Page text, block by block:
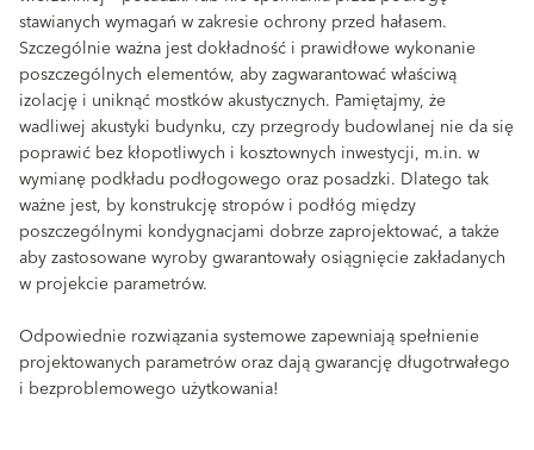
stawianych wymagań w zakresie ochrony przed hałasem.
Szczególnie ważna jest dokładność i prawidłowe wykonanie
poszczególnych elementów, aby zagwarantować właściwą
izolację i uniknąć mostków akustycznych. Pamiętajmy, że
wadliwej akustyki budynku, czy przegrody budowlanej nie da się
poprawić bez kłopotliwych i kosztownych inwestycji, m.in. w
wymianę podkładu podłogowego oraz posadzki. Dlatego tak
ważne jest, by konstrukcję stropów i podłóg między
poszczególnymi kondygnacjami dobrze zaprojektować, a także
aby zastosowane wyroby gwarantowały osiągnięcie zakładanych
w projekcie parametrów.
Odpowiednie rozwiązania systemowe zapewniają spełnienie
projektowanych parametrów oraz dają gwarancję długotrwałego
i bezproblemowego użytkowania!